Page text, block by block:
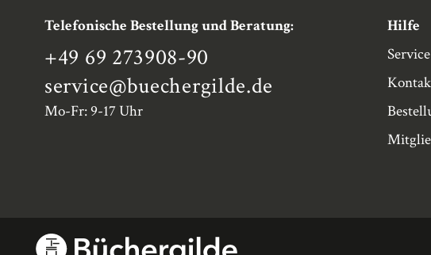
Telefonische Bestellung und Beratung:
+49 69 273908-90
service@buechergilde.de
Mo-Fr: 9-17 Uhr
Hilfe